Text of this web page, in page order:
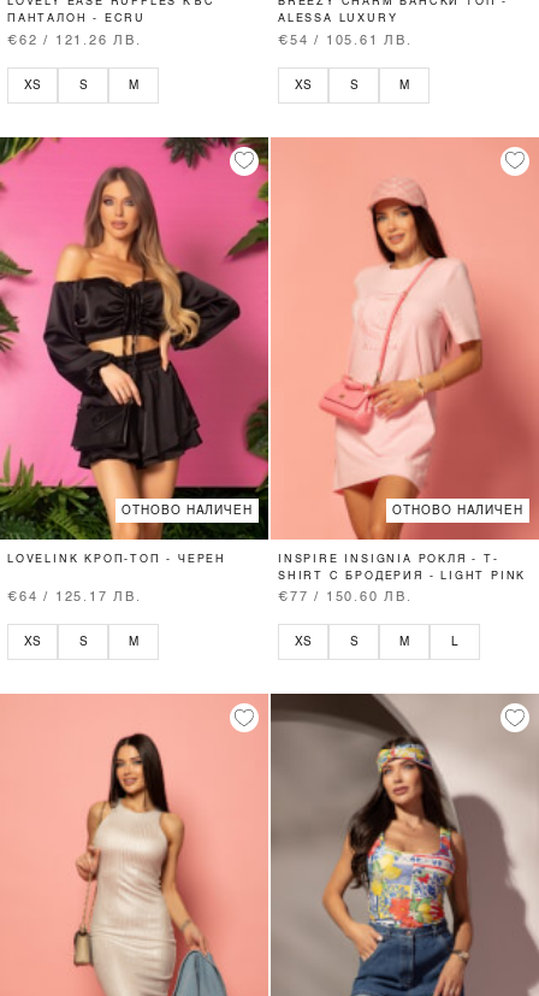
ПАНТАЛОН - ECRU
€62 / 121.26 ЛВ.
XS S M
ALESSA LUXURY
€54 / 105.61 ЛВ.
XS S M
ОТНОВО НАЛИЧЕН
LOVELINK КРОП-ТОП - ЧЕРЕН
€64 / 125.17 ЛВ.
XS S M
ОТНОВО НАЛИЧЕН
INSPIRE INSIGNIA РОКЛЯ - T-
SHIRT С БРОДЕРИЯ - LIGHT PINK
€77 / 150.60 ЛВ.
XS S M L